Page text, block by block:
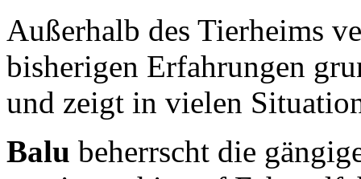
Außerhalb des Tierheims
bisherigen Erfahrungen
und zeigt in vielen
Balu beherrscht die